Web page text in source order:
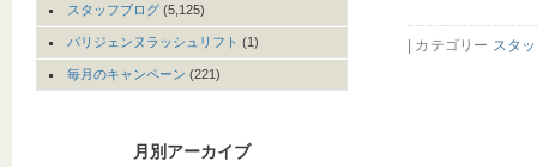
| カテゴリー スタ
スタッフブログ (5,125)
パリジェンヌラッシュリフト (1)
毎月のキャンペーン (221)
月別アーカイブ